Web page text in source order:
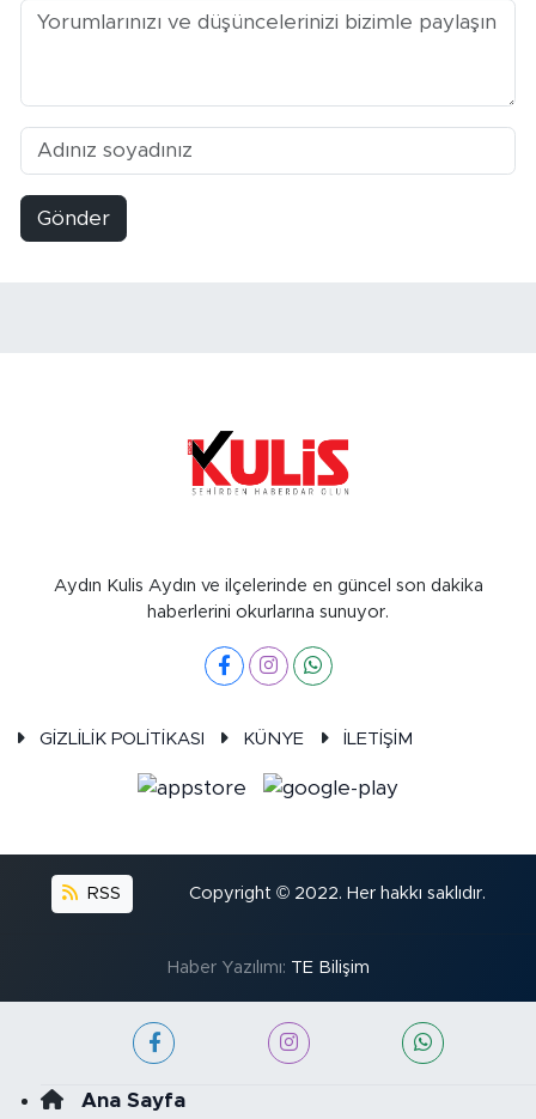
Gönder
Aydın Kulis Aydın ve ilçelerinde en güncel son dakika
haberlerini okurlarına sunuyor.
GİZLİLİK POLİTİKASI KÜNYE İLETİŞİM
RSS Copyright © 2022. Her hakkı saklıdır.
Haber Yazılımı: TE Bilişim
Ana Sayfa